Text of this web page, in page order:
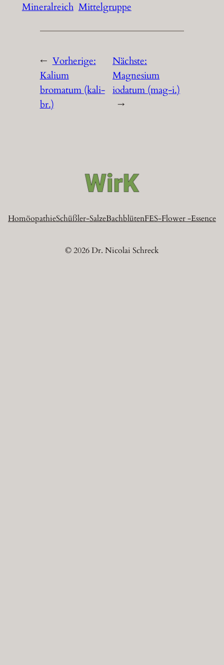
Mineralreich Mittelgruppe
← Vorherige:
Kalium
bromatum (kali-
br.)
Nächste:
Magnesium
iodatum (mag-i.)
→
HomöopathieSchüßler-SalzeBachblütenFES-Flower -Essence
© 2026 Dr. Nicolai Schreck